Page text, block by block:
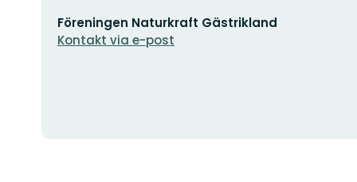
E-
postadresse
Föreningen Naturkraft Gästrikland
Kontakt via e-post